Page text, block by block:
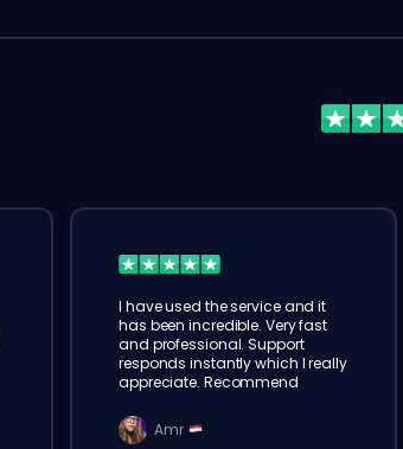
I have used the service and it
has been incredible. Very fast
and professional. Support
responds instantly which I really
appreciate. Recommend
Amr